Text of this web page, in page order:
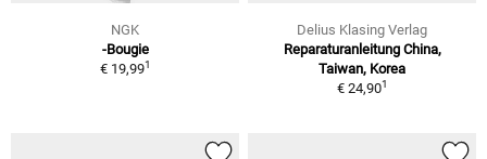
NGK
-Bougie
€ 19,991
Delius Klasing Verlag
Reparaturanleitung China,
Taiwan, Korea
€ 24,901